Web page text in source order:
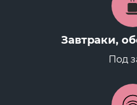
Завтраки,
Под